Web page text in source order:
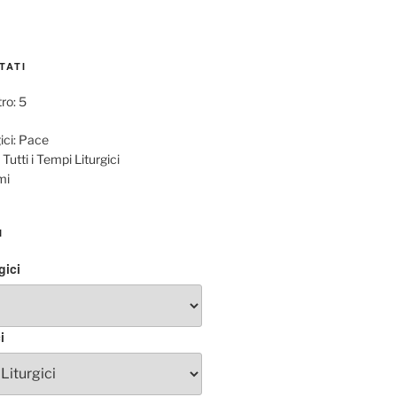
5
Pace
Tutti i Tempi Liturgici